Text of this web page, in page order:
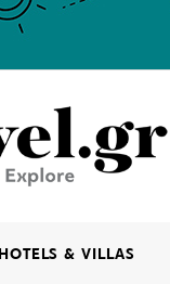
HOTELS & VILLAS